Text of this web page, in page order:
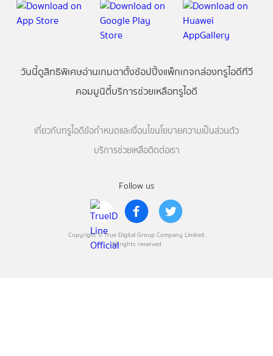
Follow us
Copyright © True Digital Group Company Limited.
All rights reserved
วันนี้ดูสิทธิพิเศษอ่านเกมตาตั้งช้อปปิ้งแพ็กเกจกล่องทรูไอดีทีวี
คอมมูนิตี้บริการช่วยเหลือทรูไอดี
เกี่ยวกับทรูไอดีข้อกำหนดและเงื่อนไขนโยบายความเป็นส่วนตัว
บริการช่วยเหลือติดต่อเรา